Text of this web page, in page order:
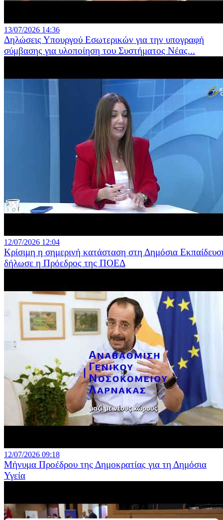
13/07/2026 14:36
Δηλώσεις Υπουργού Εσωτερικών για την υπογραφή
σύμβασης για υλοποίηση του Συστήματος Νέας...
12/07/2026 12:04
Κρίσιμη η σημερινή κατάσταση στη Δημόσια
δήλωσε η Πρόεδρος της ΠΟΕΔ
12/07/2026 09:18
Μήνυμα Προέδρου της Δημοκρατίας για τη Δημόσια
Υγεία